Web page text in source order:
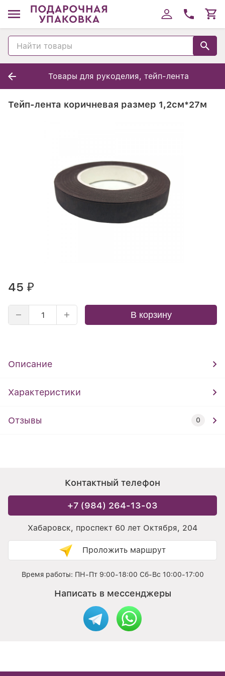
Товары для рукоделия, тейп-лента
Тейп-лента коричневая размер 1,2см*27м
45 ₽
В корзину
Описание
Характеристики
Отзывы 0
Контактный телефон
+7 (984) 264-13-03
Хабаровск, проспект 60 лет Октября, 204
Проложить маршрут
Время работы: ПН-Пт 9:00-18:00 Сб-Вс 10:00-17:00
Написать в мессенджеры